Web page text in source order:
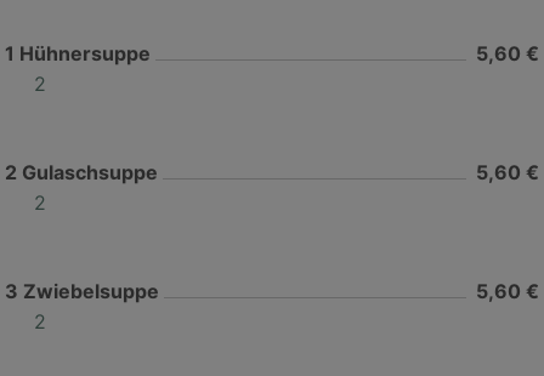
1 Hühnersuppe
5,60 €
2
2 Gulaschsuppe
5,60 €
2
3 Zwiebelsuppe
5,60 €
2